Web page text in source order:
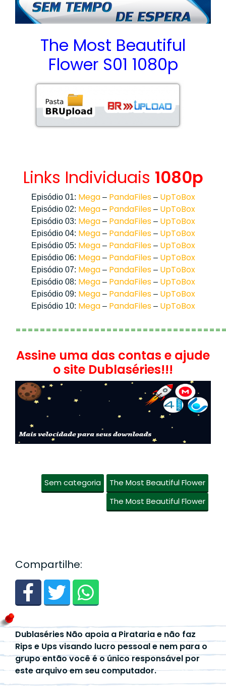
The Most Beautiful
Flower S01 1080p
Links Individuais 1080p
Episódio 01: Mega– PandaFiles– UpToBox
Episódio 02: Mega– PandaFiles– UpToBox
Episódio 03: Mega– PandaFiles– UpToBox
Episódio 04: Mega– PandaFiles– UpToBox
Episódio 05: Mega– PandaFiles– UpToBox
Episódio 06: Mega– PandaFiles– UpToBox
Episódio 07: Mega– PandaFiles– UpToBox
Episódio 08: Mega– PandaFiles– UpToBox
Episódio 09: Mega– PandaFiles– UpToBox
Episódio 10: Mega– PandaFiles– UpToBox
Assine uma das contas e ajude
o site Dublaséries!!!
Sem categoria
The Most Beautiful Flower
The Most Beautiful Flower
Compartilhe:
Dublaséries Não apoia a Pirataria e não faz
Rips e Ups visando lucro pessoal e nem para o
grupo então você é o único responsável por
este arquivo em seu computador.